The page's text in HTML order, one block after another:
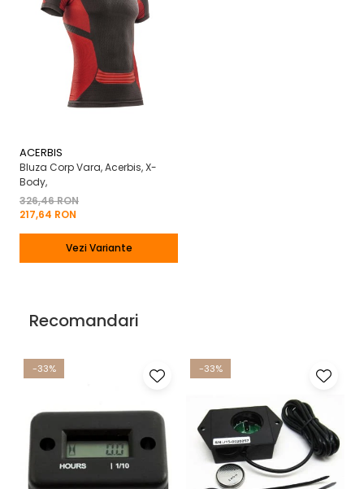
ACERBIS
Bluza Corp Vara, Acerbis, X-
Body,
326,46 RON
217,64 RON
Vezi Variante
Recomandari
-33% -33%